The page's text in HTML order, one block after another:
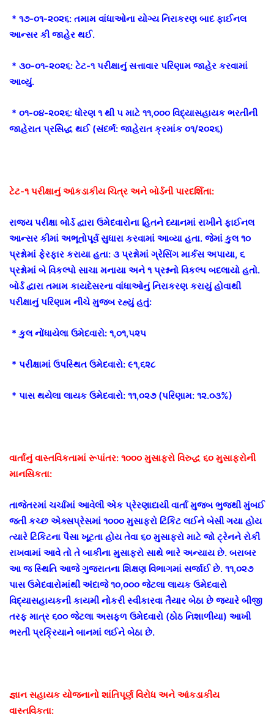
* ૧૭-૦૧-૨૦૨૬: તમામ વાંધાઓના યોગ્ય નિરાકરણ બાદ ફાઈનલ
આન્સર કી જાહેર થઈ.
* ૩૦-૦૧-૨૦૨૬: ટેટ-૧ પરીક્ષાનું સત્તાવાર પરિણામ જાહેર કરવામાં
આવ્યું.
* ૦૧-૦૪-૨૦૨૬: ધોરણ ૧ થી ૫ માટે ૧૧,૦૦૦ વિદ્યાસહાયક ભરતીની
જાહેરાત પ્રસિદ્ધ થઈ (સંદર્ભ: જાહેરાત ક્રમાંક ૦૧/૨૦૨૬)
ટેટ-૧ પરીક્ષાનું આંકડાકીય ચિત્ર અને બોર્ડની પારદર્શિતા:
રાજ્ય પરીક્ષા બોર્ડ દ્વારા ઉમેદવારોના હિતને ધ્યાનમાં રાખીને ફાઈનલ
આન્સર કીમાં અભૂતોપૂર્વ સુધારા કરવામાં આવ્યા હતા. જેમાં કુલ ૧૦
પ્રશ્નોમાં ફેરફાર કરાયા હતા: ૩ પ્રશ્નોમાં ગ્રેસિંગ માર્કસ અપાયા, ૬
પ્રશ્નોમાં બે વિકલ્પો સાચા મનાયા અને ૧ પ્રશ્નનો વિકલ્પ બદલાયો હતો.
બોર્ડ દ્વારા તમામ કાયદેસરના વાંધાઓનું નિરાકરણ કરાયું હોવાથી
પરીક્ષાનું પરિણામ નીચે મુજબ રહ્યું હતું:
* કુલ નોંધાયેલા ઉમેદવારો: ૧,૦૧,૫૨૫
* પરીક્ષામાં ઉપસ્થિત ઉમેદવારો: ૯૧,૬૨૮
* પાસ થયેલા લાયક ઉમેદવારો: ૧૧,૦૨૭ (પરિણામ: ૧૨.૦૩%)
વાર્તાનું વાસ્તવિકતામાં રૂપાંતર: ૧૦૦૦ મુસાફરો વિરુદ્ધ ૬૦ મુસાફરોની
માનસિકતા:
તાજેતરમાં ચર્ચામાં આવેલી એક પ્રેરણાદાયી વાર્તા મુજબ ભુજથી મુંબઈ
જતી કચ્છ એક્સપ્રેસમાં ૧૦૦૦ મુસાફરો ટિકિટ લઈને બેસી ગયા હોય
ત્યારે ટિકિટના પૈસા ખૂટતા હોય તેવા ૬૦ મુસાફરો માટે જો ટ્રેનને રોકી
રાખવામાં આવે તો તે બાકીના મુસાફરો સાથે ભારે અન્યાય છે. બરાબર
આ જ સ્થિતિ આજે ગુજરાતના શિક્ષણ વિભાગમાં સર્જાઈ છે. ૧૧,૦૨૭
પાસ ઉમેદવારોમાંથી અંદાજે ૧૦,૦૦૦ જેટલા લાયક ઉમેદવારો
વિદ્યાસહાયકની કાયમી નોકરી સ્વીકારવા તૈયાર બેઠા છે જ્યારે બીજી
તરફ માત્ર ૬૦૦ જેટલા અસફળ ઉમેદવારો (ઠોઠ નિશાળીયા) આખી
ભરતી પ્રક્રિયાને બાનમાં લઈને બેઠા છે.
જ્ઞાન સહાયક યોજનાનો શાંતિપૂર્ણ વિરોધ અને આંકડાકીય
વાસ્તવિકતા: